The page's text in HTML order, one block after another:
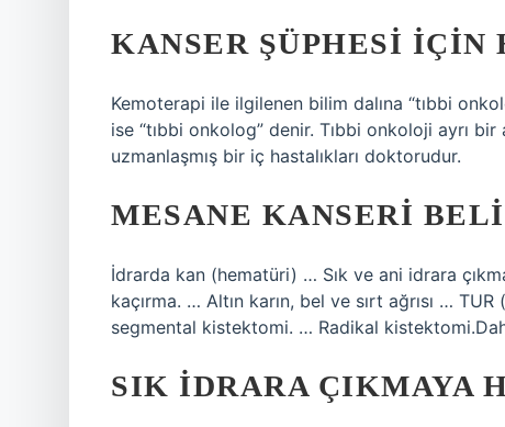
KANSER ŞÜPHESI
Kemoterapi ile ilgilenen bilim dalına “tıbbi
ise “tıbbi onkolog” denir. Tıbbi onkoloji ayrı
uzmanlaşmış bir iç hastalıkları doktorudur.
MESANE KANSERI
İdrarda kan (hematüri) … Sık ve ani idrara
kaçırma. … Altın karın, bel ve sırt ağrısı …
segmental kistektomi. … Radikal
SIK IDRARA ÇIKMAYA